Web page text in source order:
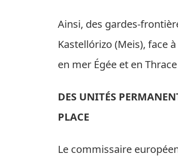
Ainsi, des gardes-
Kastellórizo (Meis), face
en mer Égée et en
DES UNITÉS
PLACE
Le commissaire